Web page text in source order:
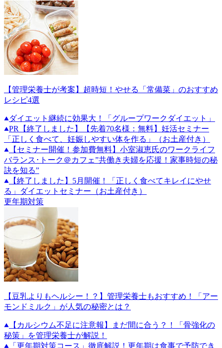
【管理栄養士が考案】超時短！やせる「常備菜」のおすすめ
レシピ4選
ダイエット継続に効果大！「グループワークダイエット」
PR
【終了しました】【先着70名様：無料】妊活セミナー
「正しく食べて、妊娠しやすい体を作る」（お土産付き）
【セミナー開催！参加費無料】小室淑恵氏のワークライフ
バランス･トーク＠カフェ”共働き夫婦を応援！家事時短の秘
訣を知る”
【終了しました】5月開催！「正しく食べてキレイにやせ
る」ダイエットセミナー（お土産付き）
更年期対策
【豆乳よりもヘルシー！？】管理栄養士もおすすめ！「アー
モンドミルク」が人気の秘密とは？
【カルシウム不足に注意報】まだ間に合う？！「骨強化の
秘策」を管理栄養士が解説！
「更年期対策コース」徹底解説！更年期は食事で予防でき